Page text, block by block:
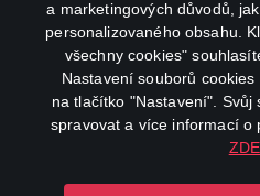
a marketingových důvodů,
personalizovaného obsahu.
všechny cookies"
Nastavení souborů
na tlačítko "Nastavení". Svůj
spravovat a více informací o
ZDE